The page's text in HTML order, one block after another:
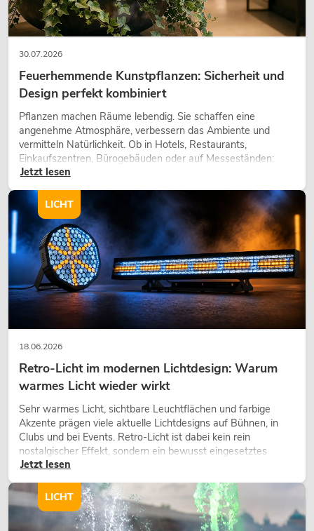
OMNITRONIC MCS-1250 12-Kanal-
Verstärker
OMNITRONIC ODP-204
Installationslautsprecher 16 Ohm
schwarz 2x
No. 11036950
Bestand reicht ca. 12 Wo.
149,00€
OMNITRONIC ODP-204
Installationslautsprecher 16 Ohm weiß
30.07.2026
Feuerhemmende Kunstpflanzen: Sicherheit und
Design perfekt kombiniert
Pflanzen machen Räume lebendig. Sie schaffen eine
angenehme Atmosphäre, verbessern das Ambiente und
vermitteln Natürlichkeit. Ob in Hotels, Restaurants,
Einkaufszentren, Bürogebäuden oder auf Messeständen:
eine hochwertige Begrünung gehört heute längst zum
Jetzt lesen
18.06.2026
Retro-Licht im modernen Lichtdesign: Warum
warmes Licht wieder wirkt
Sehr warmes Licht, sichtbare Leuchtflächen und farbige
Akzente prägen viele aktuelle Lichtdesigns auf Bühnen, in
Clubs und bei Events. Retro-Licht ist dabei kein rein
nostalgischer Effekt, sondern ein bewusst eingesetztes
Gestaltungsmittel: Es schafft Atmosphäre, gibt Szenen
wirken lassen.
Jetzt lesen
LICHT
LICHT